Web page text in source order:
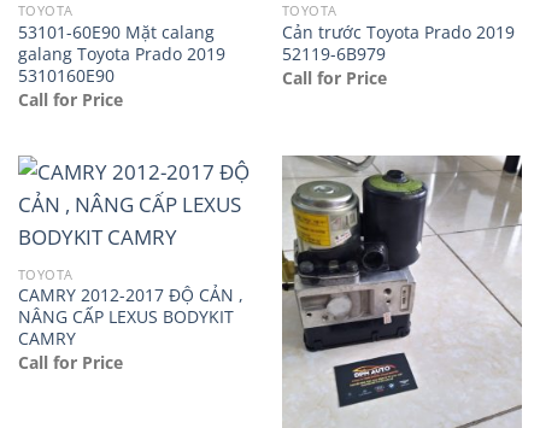
TOYOTA
53101-60E90 Mặt calang
galang Toyota Prado 2019
5310160E90
Call for Price
TOYOTA
Cản trước Toyota Prado 2019
52119-6B979
Call for Price
TOYOTA
CAMRY 2012-2017 ĐỘ CẢN ,
NÂNG CẤP LEXUS BODYKIT
CAMRY
Call for Price